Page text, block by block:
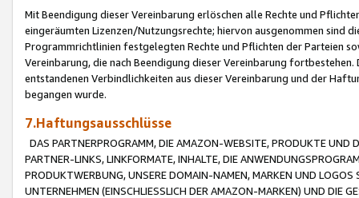
Mit Beendigung dieser Vereinbarung erlöschen alle Rechte und
eingeräumten Lizenzen/Nutzungsrechte; hiervon ausgenommen sind
Programmrichtlinien festgelegten Rechte und Pflichten der Parteien
Vereinbarung, die nach Beendigung dieser Vereinbarung
entstandenen Verbindlichkeiten aus dieser Vereinbarung und der
begangen wurde.
7.Haftungsausschlüsse
DAS PARTNERPROGRAMM, DIE AMAZON-WEBSITE, PRODUKTE UND
PARTNER-LINKS, LINKFORMATE, INHALTE, DIE
PRODUKTWERBUNG, UNSERE DOMAIN-NAMEN, MARKEN UND
UNTERNEHMEN (EINSCHLIESSLICH DER AMAZON-MARKEN) UND DIE